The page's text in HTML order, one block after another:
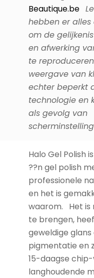
om de gelijkenis
en afwerking
te
weergave van
echter beperkt
technologie en
als gevolg van
Halo Gel Polish
professionele
en het is
waarom. Het is
te brengen,
geweldige glans
pigmentatie en
15-daagse chip-
langhoudende
niet te vergeten,
nog eens